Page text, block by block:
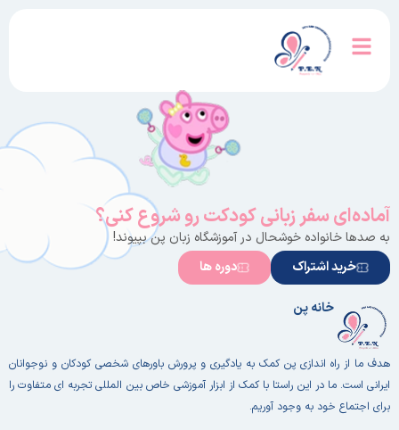
آماده‌ای سفر زبانی کودکت رو شروع کنی؟
به صدها خانواده خوشحال در آموزشگاه زبان پن بپیوند!
خرید اشتراک
دوره ها
خانه پن
هدف ما از راه اندازی پن کمک به یادگیری و پرورش باورهای شخصی کودکان و نوجوانان
ایرانی است. ما در این راستا با کمک از ابزار آموزشی خاص بین المللی تجربه ای متفاوت را
برای اجتماع خود به وجود آوریم.